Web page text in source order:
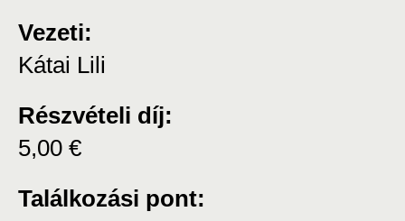
Vezeti:
Kátai Lili
Részvételi díj:
5,00 €
Találkozási pont: